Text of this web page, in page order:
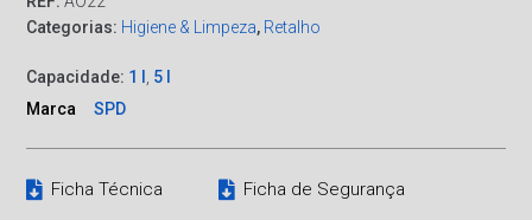
Categorias: Higiene & Limpeza, Retalho
Capacidade: 1 l , 5 l
Marca
SPD
Ficha Técnica Ficha de Segurança